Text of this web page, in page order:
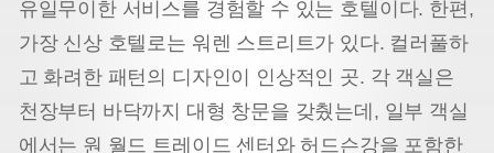
유일무이한 서비스를 경험할 수 있는 호텔이다. 한편,
가장 신상 호텔로는 워렌 스트리트가 있다. 컬러풀하
고 화려한 패턴의 디자인이 인상적인 곳. 각 객실은
천장부터 바닥까지 대형 창문을 갖췄는데, 일부 객실
에서는 원 월드 트레이드 센터와 허드슨강을 포함한